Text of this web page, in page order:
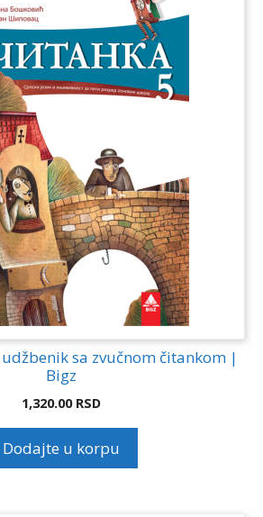
sa zvučnom čitankom |
Bigz
1,320.00 RSD
Dodajte u korpu